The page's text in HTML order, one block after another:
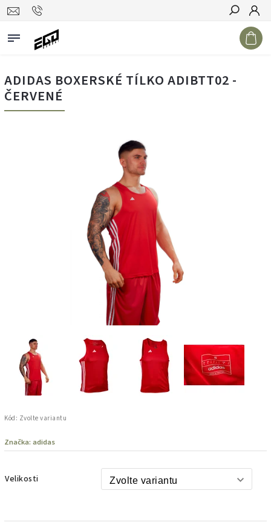
Hledat
ADIDAS BOXERSKÉ TÍLKO ADIBTT02 -
ČERVENÉ
Kód: Zvolte variantu
Značka: adidas
Velikosti